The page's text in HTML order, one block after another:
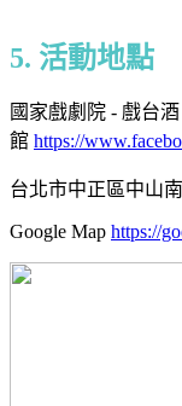
5. 活動地點
國家戲劇院 - 戲台酒
館 https://
台北市中正區中山
Google Map https://